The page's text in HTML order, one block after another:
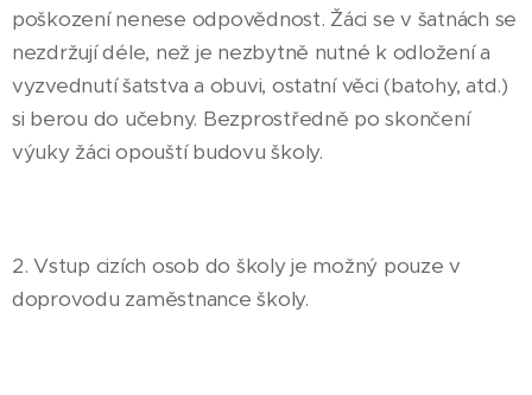
poškození nenese odpovědnost. Žáci se v šatnách se
nezdržují déle, než je nezbytně nutné k odložení a
vyzvednutí šatstva a obuvi, ostatní věci (batohy, atd.)
si berou do učebny. Bezprostředně po skončení
výuky žáci opouští budovu školy.
2. Vstup cizích osob do školy je možný pouze v
doprovodu zaměstnance školy.